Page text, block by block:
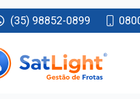
(35) 98852-0899